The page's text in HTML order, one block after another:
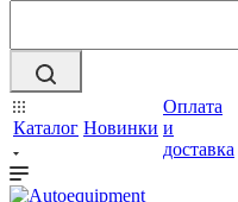
Каталог Новинки
Оплата
и
доставка